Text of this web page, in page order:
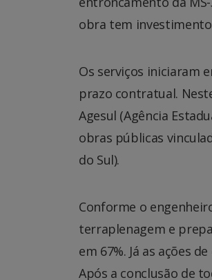
obra tem investimento
Os serviços iniciaram
prazo contratual.
Agesul (Agência
obras públicas
do Sul).
Conforme o
terraplenagem e
em 67%. Já as ações
Após a conclusão de